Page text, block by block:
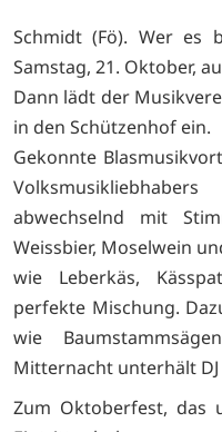
Schmidt (Fö). Wer es
Samstag, 21. Oktober,
Dann lädt der
in den Schützenhof ein.
Gekonnte
abwechselnd mit
Weissbier, Moselwein
wie Leberkäs,
perfekte Mischung.
wie
Mitternacht unterhält DJ
Zum Oktoberfest, das